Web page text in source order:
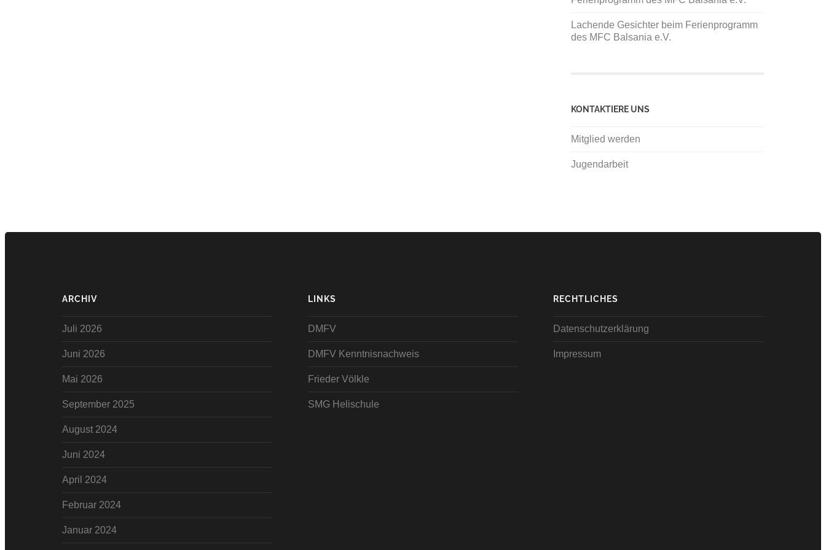
Lachende Gesichter beim Ferienprogramm
des MFC Balsania e.V.
KONTAKTIERE UNS
Mitglied werden
Jugendarbeit
ARCHIV
Juli 2026
Juni 2026
Mai 2026
September 2025
August 2024
Juni 2024
April 2024
Februar 2024
Januar 2024
LINKS
DMFV
DMFV Kenntnisnachweis
Frieder Völkle
SMG Helischule
RECHTLICHES
Datenschutzerklärung
Impressum